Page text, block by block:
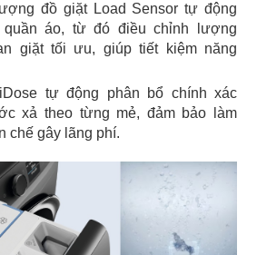
đồ giặt Load Sensor tự động
áo, từ đó điều chỉnh lượng
giặt tối ưu, giúp tiết kiệm năng
tự động phân bổ chính xác
xả theo từng mẻ, đảm bảo làm
chế gây lãng phí.